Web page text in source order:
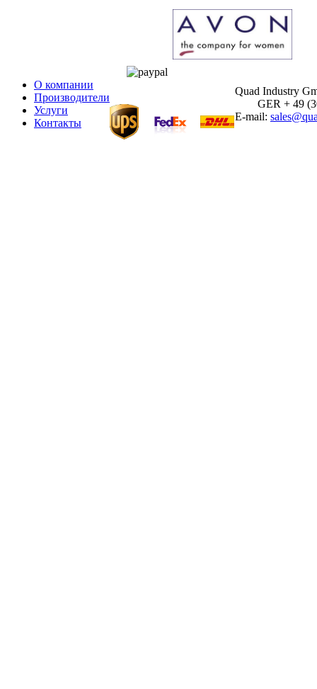
О компании
Производители
Услуги
Контакты
Quad Industry
GER + 49
E-mail: